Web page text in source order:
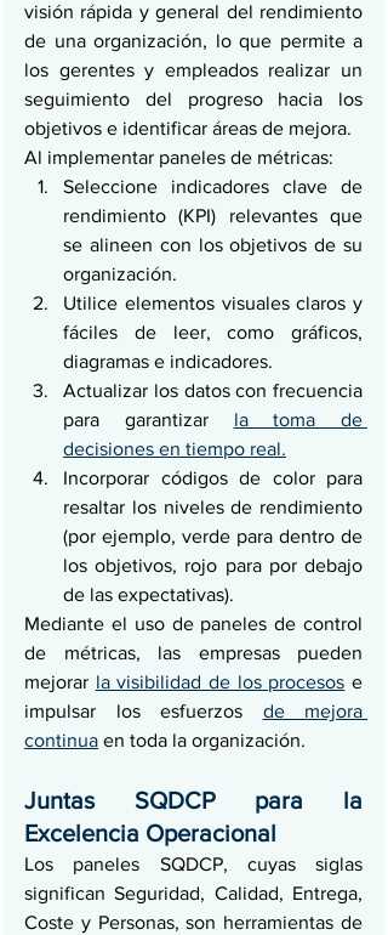
visión rápida y general del rendimiento
de una organización, lo que permite a
los gerentes y empleados realizar un
seguimiento del progreso hacia los
objetivos e identificar áreas de mejora.
Al implementar paneles de métricas:
Seleccione indicadores clave de
rendimiento (KPI) relevantes que
se alineen con los objetivos de su
organización.
Utilice elementos visuales claros y
fáciles de leer, como gráficos,
diagramas e indicadores.
Actualizar los datos con frecuencia
para garantizar la toma de
decisiones en tiempo real.
Incorporar códigos de color para
resaltar los niveles de rendimiento
(por ejemplo, verde para dentro de
los objetivos, rojo para por debajo
de las expectativas).
Mediante el uso de paneles de control
de métricas, las empresas pueden
mejorar la visibilidad de los procesos e
impulsar los esfuerzos de mejora
continua en toda la organización.
Juntas SQDCP para la
Excelencia Operacional
Los paneles SQDCP, cuyas siglas
significan Seguridad, Calidad, Entrega,
Coste y Personas, son herramientas de